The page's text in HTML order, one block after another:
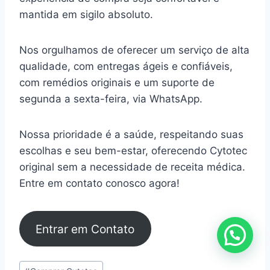
mantida em sigilo absoluto.
Nos orgulhamos de oferecer um serviço de alta
qualidade, com entregas ágeis e confiáveis,
com remédios originais e um suporte de
segunda a sexta-feira, via WhatsApp.
Nossa prioridade é a saúde, respeitando suas
escolhas e seu bem-estar, oferecendo Cytotec
original sem a necessidade de receita médica.
Entre em contato conosco agora!
Entrar em Contato
Tags